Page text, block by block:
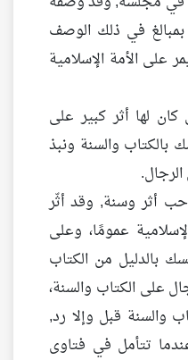
في ذلك الوصف
على الأمة الإسلامية
كان لها أثر كبير على
بالكتاب والسنة ونبذ
أثر وسنة, وقد أثّر
عمومًا، وعلى
بالدليل من الكتاب
على الكتاب والسنة،
والسنة قبل وإلا رد,
تتأمل في فتاوى